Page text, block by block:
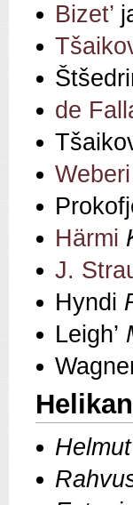
Bizet’
de
Weberi
Härmi
J.
Hyndi
Leigh’